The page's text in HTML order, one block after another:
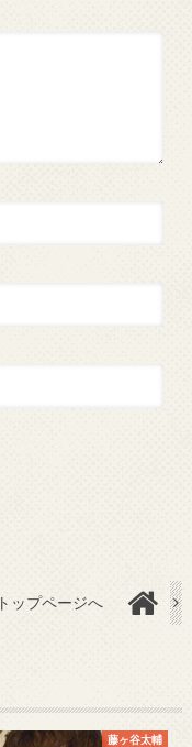
トップページへ
藤ヶ谷太輔